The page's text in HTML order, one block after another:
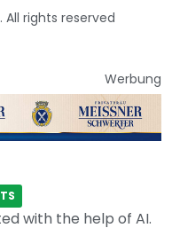
rights reserved
Werbung
with the help of AI.